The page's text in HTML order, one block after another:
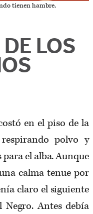
tienen hambre,
LOS
en el piso de la
polvo y
el alba. Aunque
calma tenue por
claro el siguiente
Negro. Antes debía